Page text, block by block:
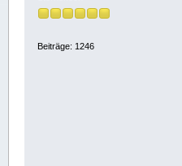
Beiträge: 1246